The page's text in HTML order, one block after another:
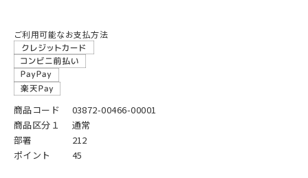
ご利用可能なお支払方法
商品コード
03872-00466-00001
商品区分１
通常
部署
212
ポイント
45